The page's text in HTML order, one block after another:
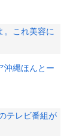
。これ美容に
沖縄ほんとー
テレビ番組が